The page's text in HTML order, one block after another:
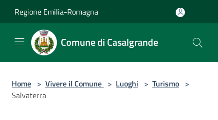
Regione Emilia-Romagna
Comune di Casalgrande
Home > Vivere il Comune > Luoghi > Turismo >
Salvaterra